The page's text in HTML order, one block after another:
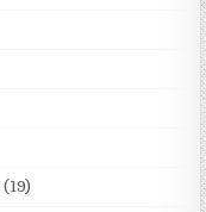
(19)